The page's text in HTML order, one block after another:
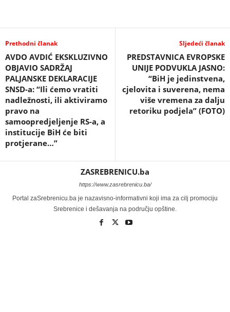
Prethodni članak
AVDO AVDIĆ EKSKLUZIVNO
OBJAVIO SADRŽAJ
PALJANSKE DEKLARACIJE
SNSD-a: “Ili ćemo vratiti
nadležnosti, ili aktiviramo
pravo na
samoopredjeljenje RS-a, a
institucije BiH će biti
protjerane…”
Sljedeći članak
PREDSTAVNICA EVROPSKE
UNIJE PODVUKLA JASNO:
“BiH je jedinstvena,
cjelovita i suverena, nema
više vremena za dalju
retoriku podjela” (FOTO)
ZASREBRENICU.ba
https://www.zasrebrenicu.ba/
Portal zaSrebrenicu.ba je nazavisno-informativni koji ima za cilj promociju
Srebrenice i dešavanja na području opštine.